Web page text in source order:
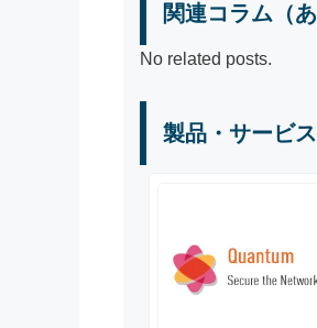
関連コラム（
No related posts.
製品・サービ